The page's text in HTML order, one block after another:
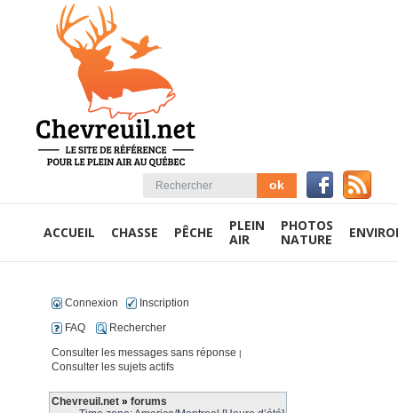
ACCUEIL CHASSE PÊCHE
PLEIN
AIR
PHOTOS
NATURE
Connexion
Inscription
FAQ
Rechercher
Consulter les messages sans réponse |
Consulter les sujets actifs
Chevreuil.net » forums